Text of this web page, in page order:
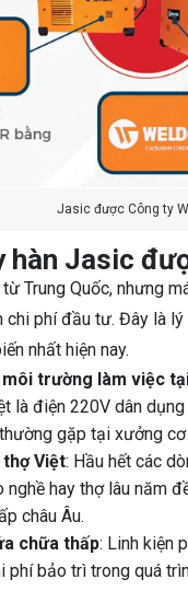
Jasic được Công ty
hàn Jasic
từ Trung Quốc, nhưng
phí đầu tư. Đây là
nhất hiện nay.
trường làm việc
là điện 220V dân
gặp tại xưởng
thợ Việt: Hầu hết các
nghề hay thợ lâu năm
châu Âu.
chữa thấp: Linh kiện
phí bảo trì trong quá